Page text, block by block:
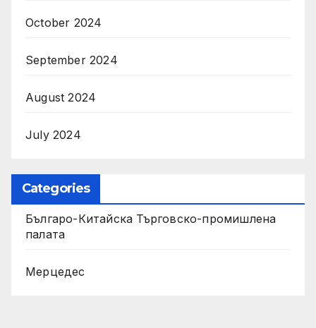
October 2024
September 2024
August 2024
July 2024
Categories
Българо-Китайска Търговско-промишлена
палaта
Мерцедес